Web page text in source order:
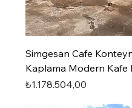
Simgesan Cafe
Kaplama Modern Kafe
Fiyat
₺1.178.504,00